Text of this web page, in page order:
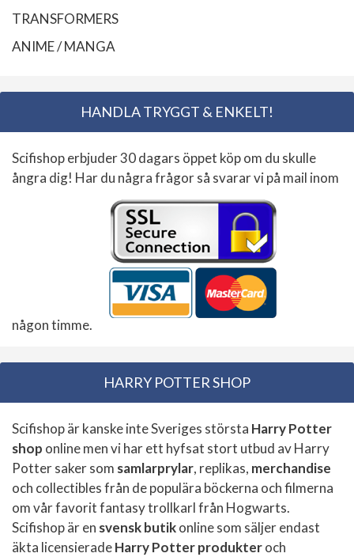
TRANSFORMERS
ANIME / MANGA
HANDLA TRYGGT & ENKELT!
Scifishop erbjuder 30 dagars öppet köp om du skulle
ångra dig! Har du några frågor så svarar vi på mail inom
någon timme.
HARRY POTTER SHOP
Scifishop är kanske inte Sveriges största Harry Potter
shop online men vi har ett hyfsat stort utbud av Harry
Potter saker som samlarprylar, replikas, merchandise
och collectibles från de populära böckerna och filmerna
om vår favorit fantasy trollkarl från Hogwarts.
Scifishop är en svensk butikonline som säljer endast
äkta licensieradeHarry Potter produkteroch